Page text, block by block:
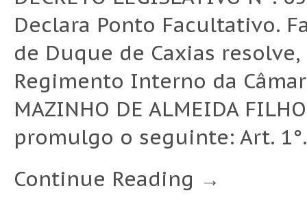
Declara Ponto Facultativo.
de Duque de Caxias
Regimento Interno da
MAZINHO DE ALMEIDA
promulgo o seguinte: Art.
Continue Reading →